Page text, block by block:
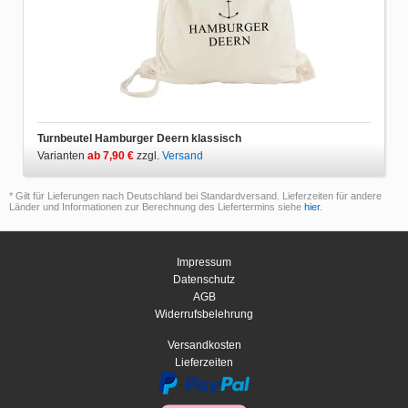
Turnbeutel Hamburger Deern klassisch
Varianten ab 7,90 € zzgl. Versand
* Gilt für Lieferungen nach Deutschland bei Standardversand. Lieferzeiten für andere
Länder und Informationen zur Berechnung des Liefertermins siehe hier.
Impressum
Datenschutz
AGB
Widerrufsbelehrung
Versandkosten
Lieferzeiten